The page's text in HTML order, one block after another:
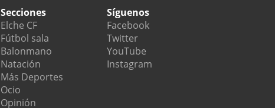
Secciones
Elche CF
Fútbol sala
Balonmano
Natación
Más Deportes
Ocio
Opinión
Síguenos
Facebook
Twitter
YouTube
Instagram